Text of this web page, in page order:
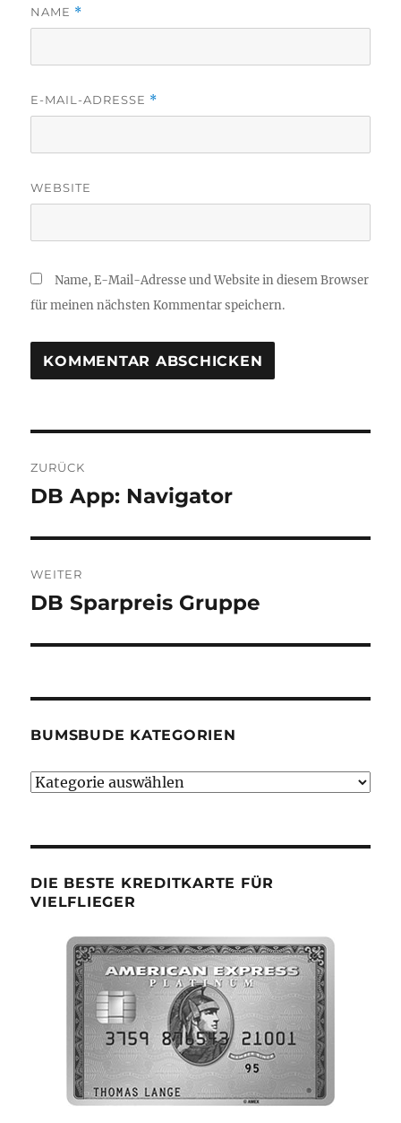
NAME *
E-MAIL-ADRESSE *
WEBSITE
Name, E-Mail-Adresse und Website in diesem Browser
für meinen nächsten Kommentar speichern.
ZURÜCK
Vorheriger
DB App: Navigator
WEITER
Nächster
DB Sparpreis Gruppe
BUMSBUDE KATEGORIEN
Bumsbude
DIE BESTE KREDITKARTE FÜR
VIELFLIEGER